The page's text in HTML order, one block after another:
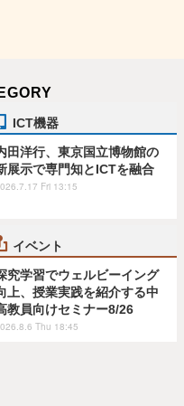
ICT機器
田洋行、東京国立博物館の
展示で専門知とICTを融合
Fri 13:15
イベント
究学習でウェルビーイング
上、授業実践を紹介する中
教員向けセミナー8/26
Thu 18:45